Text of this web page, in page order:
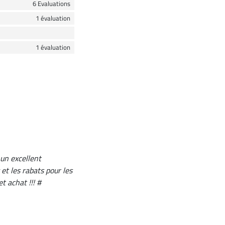
6 Evaluations
1 évaluation
1 évaluation
excellent
les rabats pour les
achat !!! #